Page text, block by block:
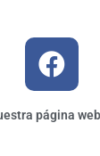
página